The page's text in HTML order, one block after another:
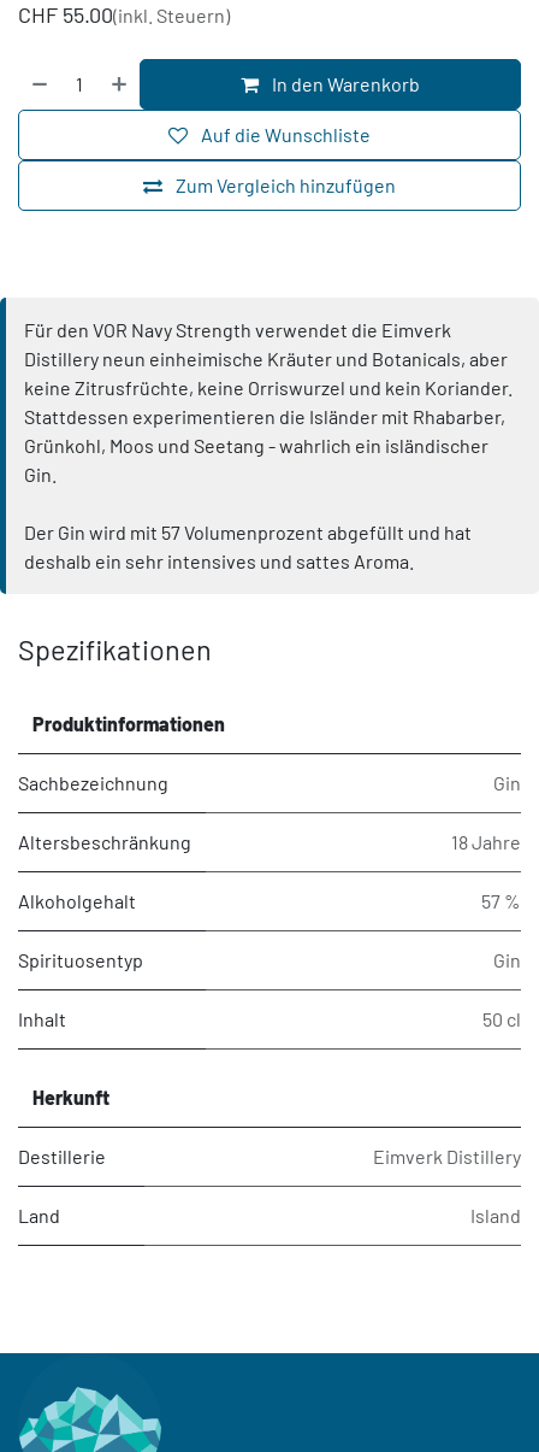
CHF 55.00(inkl. Steuern)
In den Warenkorb
Zum Vergleich hinzufügen
Auf die Wunschliste
Für den VOR Navy Strength verwendet die Eimverk
Distillery neun einheimische Kräuter und Botanicals, aber
keine Zitrusfrüchte, keine Orriswurzel und kein Koriander.
Stattdessen experimentieren die Isländer mit Rhabarber,
Grünkohl, Moos und Seetang - wahrlich ein isländischer
Gin.
Der Gin wird mit 57 Volumenprozent abgefüllt und hat
deshalb ein sehr intensives und sattes Aroma.
Spezifikationen
Produktinformationen
Sachbezeichnung Gin
Altersbeschränkung 18 Jahre
Alkoholgehalt 57 %
Spirituosentyp Gin
Inhalt 50 cl
Herkunft
Destillerie Eimverk Distillery
Land Island